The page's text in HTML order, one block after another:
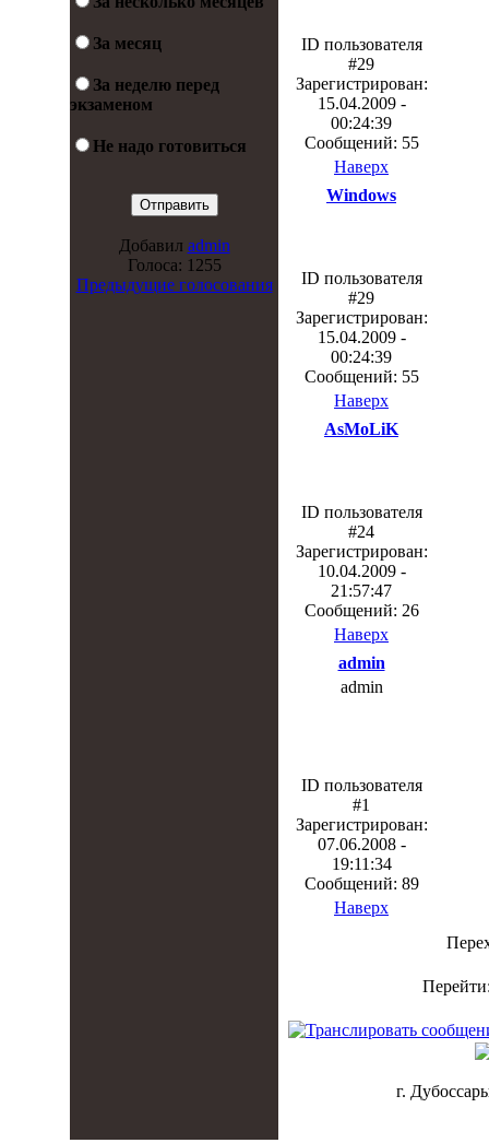
За месяц
За неделю перед
экзаменом
Не надо готовиться
Добавил admin
Голоса: 1255
Предыдущие голосования
ID пользователя
#29
Зарегистрирован:
15.04.2009 -
00:24:39
Сообщений: 55
Наверх
Windows
ID пользователя
#29
Зарегистрирован:
15.04.2009 -
00:24:39
Сообщений: 55
Наверх
AsMoLiK
ID пользователя
#24
Зарегистрирован:
10.04.2009 -
21:57:47
Сообщений: 26
Наверх
admin
admin
ID пользователя
#1
Зарегистрирован:
07.06.2008 -
19:11:34
Сообщений: 89
Наверх
г.